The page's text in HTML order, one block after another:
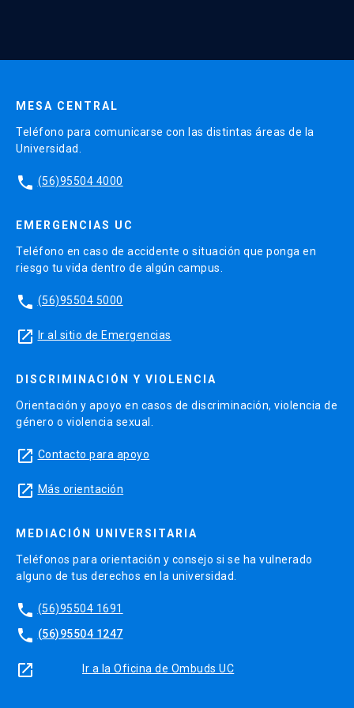
MESA CENTRAL
Teléfono para comunicarse con las distintas áreas de la
Universidad.
phone (56)95504 4000
EMERGENCIAS UC
Teléfono en caso de accidente o situación que ponga en
riesgo tu vida dentro de algún campus.
phone (56)95504 5000
launch Ir al sitio de Emergencias
DISCRIMINACIÓN Y VIOLENCIA
Orientación y apoyo en casos de discriminación, violencia de
género o violencia sexual.
launch Contacto para apoyo
launch Más orientación
MEDIACIÓN UNIVERSITARIA
Teléfonos para orientación y consejo si se ha vulnerado
alguno de tus derechos en la universidad.
phone (56)95504 1691
phone (56)95504 1247
launch Ir a la Oficina de Ombuds UC